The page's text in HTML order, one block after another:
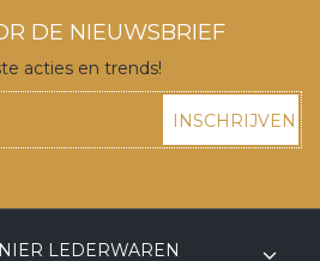
DE NIEUWSBRIEF
acties en trends!
INSCHRIJVEN
LEDERWAREN